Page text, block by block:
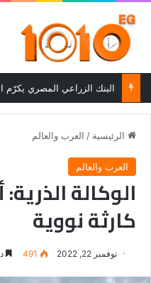
الرئيسية / العرب والعالم
العرب والعالم
الوكالة
كارثة نووية
نوفمبر 22, 2022 491